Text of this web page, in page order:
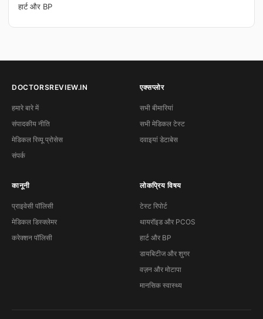
हार्ट और BP
DOCTORSREVIEW.IN
हमारे बारे में
संपादकीय नीति
मेडिकल रिव्यू प्रोसेस
संपर्क
एक्सप्लोर
सभी बीमारियां
सभी मेडिकल टेस्ट
दवाइयां डेटाबेस
कानूनी
प्राइवेसी पॉलिसी
मेडिकल डिस्क्लेमर
करेक्शन पॉलिसी
लोकप्रिय विषय
टेस्ट रिपोर्ट
थायरॉइड और PCOS
हार्ट और BP
डायबिटीज और शुगर
वज़न और मोटापा
मानसिक स्वास्थ्य